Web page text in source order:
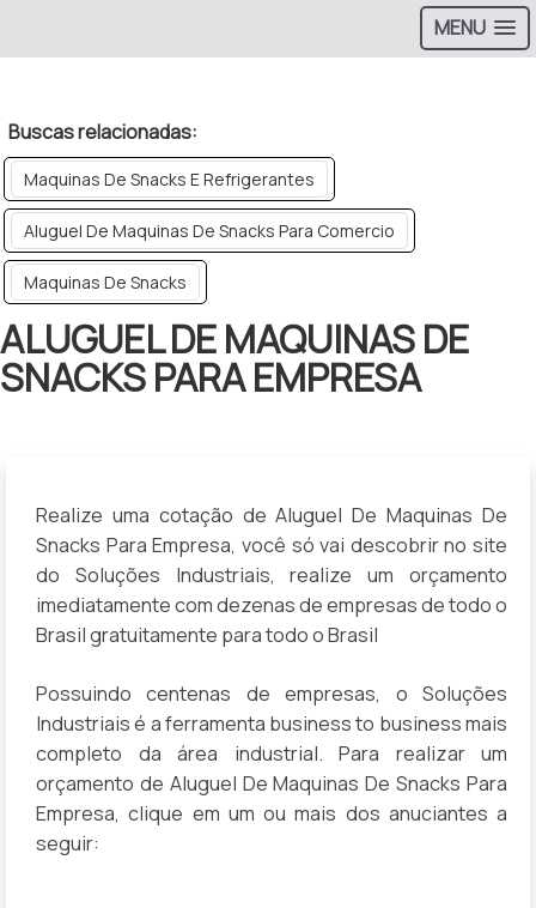
MENU
Buscas relacionadas:
Maquinas De Snacks E Refrigerantes
Aluguel De Maquinas De Snacks Para Comercio
Maquinas De Snacks
ALUGUEL DE MAQUINAS DE
SNACKS PARA EMPRESA
Realize uma cotação de Aluguel De Maquinas De
Snacks Para Empresa, você só vai descobrir no site
do Soluções Industriais, realize um orçamento
imediatamente com dezenas de empresas de todo o
Brasil gratuitamente para todo o Brasil
Possuindo centenas de empresas, o Soluções
Industriais é a ferramenta business to business mais
completo da área industrial. Para realizar um
orçamento de Aluguel De Maquinas De Snacks Para
Empresa, clique em um ou mais dos anuciantes a
seguir: